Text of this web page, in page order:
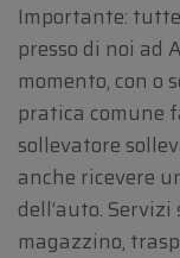
Importante:
presso di noi ad
momento, con o
pratica comune
sollevatore
anche ricevere
dell’auto.
magazzino,